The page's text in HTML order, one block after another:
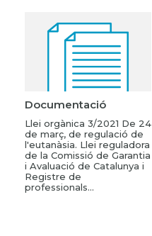
Documentació
Llei orgànica 3/2021 De 24
de març, de regulació de
l'eutanàsia. Llei reguladora
de la Comissió de Garantia
i Avaluació de Catalunya i
Registre de
professionals...